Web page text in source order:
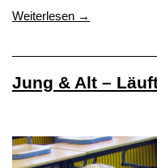
Weiterlesen →
Jung & Alt –